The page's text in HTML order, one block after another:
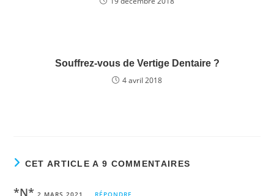
Souffrez-vous de Vertige Dentaire ?
4 avril 2018
CET ARTICLE A 9 COMMENTAIRES
*N*